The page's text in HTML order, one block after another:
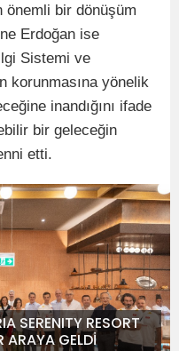
önemli bir dönüşüm
Erdoğan ise
Sistemi ve
korunmasına yönelik
inandığını ifade
bir geleceğin
etti.
SERENITY RESORT
ARAYA GELDİ